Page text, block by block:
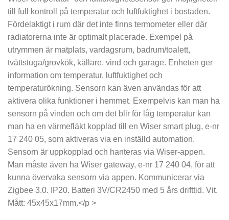
till full kontroll på temperatur och luftfuktighet i bostaden.
Fördelaktigt i rum där det inte finns termometer eller där
radiatorerna inte är optimalt placerade. Exempel på
utrymmen är matplats, vardagsrum, badrum/toalett,
tvättstuga/grovkök, källare, vind och garage. Enheten ger
information om temperatur, luftfuktighet och
temperaturökning. Sensorn kan även användas för att
aktivera olika funktioner i hemmet. Exempelvis kan man ha
sensorn på vinden och om det blir för låg temperatur kan
man ha en värmefläkt kopplad till en Wiser smart plug, e-nr
17 240 05, som aktiveras via en inställd automation.
Sensorn är uppkopplad och hanteras via Wiser-appen.
Man måste även ha Wiser gateway, e-nr 17 240 04, för att
kunna övervaka sensorn via appen. Kommunicerar via
Zigbee 3.0. IP20. Batteri 3V/CR2450 med 5 års drifttid. Vit.
Mått: 45x45x17mm.</p >